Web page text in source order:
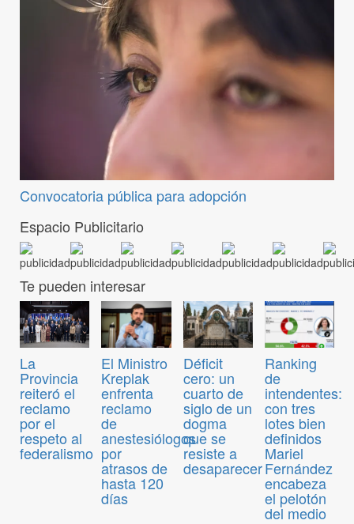
Convocatoria pública para adopción
Espacio Publicitario
Te pueden interesar
La
Provincia
reiteró el
reclamo
por el
respeto al
federalismo
El Ministro
Kreplak
enfrenta
reclamo
de
anestesiólogos
por
atrasos de
hasta 120
días
Déficit
cero: un
cuarto de
siglo de un
dogma
que se
resiste a
desaparecer
Ranking
de
intendentes:
con tres
lotes bien
definidos
Mariel
Fernández
encabeza
el pelotón
del medio